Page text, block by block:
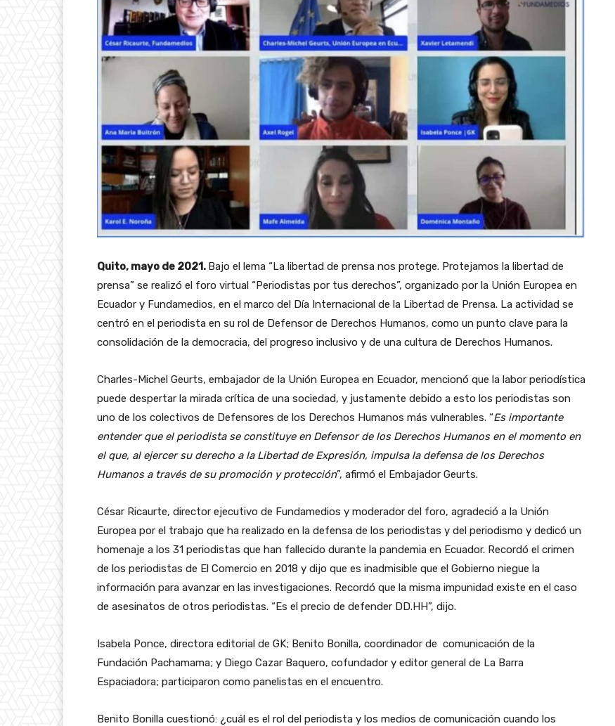
Quito, mayo de 2021. Bajo el lema “La libertad de prensa nos protege. Protejamos la libertad de
prensa” se realizó el foro virtual “Periodistas por tus derechos”, organizado por la Unión Europea en
Ecuador y Fundamedios, en el marco del Día Internacional de la Libertad de Prensa. La actividad se
centró en el periodista en su rol de Defensor de Derechos Humanos, como un punto clave para la
consolidación de la democracia, del progreso inclusivo y de una cultura de Derechos Humanos.
Charles-Michel Geurts, embajador de la Unión Europea en Ecuador, mencionó que la labor periodística
puede despertar la mirada crítica de una sociedad, y justamente debido a esto los periodistas son
uno de los colectivos de Defensores de los Derechos Humanos más vulnerables. “Es importante
entender que el periodista se constituye en Defensor de los Derechos Humanos en el momento en
el que, al ejercer su derecho a la Libertad de Expresión, impulsa la defensa de los Derechos
Humanos a través de su promoción y protección”, afirmó el Embajador Geurts.
César Ricaurte, director ejecutivo de Fundamedios y moderador del foro, agradeció a la Unión
Europea por el trabajo que ha realizado en la defensa de los periodistas y del periodismo y dedicó un
homenaje a los 31 periodistas que han fallecido durante la pandemia en Ecuador. Recordó el crimen
de los periodistas de El Comercio en 2018 y dijo que es inadmisible que el Gobierno niegue la
información para avanzar en las investigaciones. Recordó que la misma impunidad existe en el caso
de asesinatos de otros periodistas. “Es el precio de defender DD.HH”, dijo.
Isabela Ponce, directora editorial de GK; Benito Bonilla, coordinador de comunicación de la
Fundación Pachamama; y Diego Cazar Baquero, cofundador y editor general de La Barra
Espaciadora; participaron como panelistas en el encuentro.
Benito Bonilla cuestionó: ¿cuál es el rol del periodista y los medios de comunicación cuando los